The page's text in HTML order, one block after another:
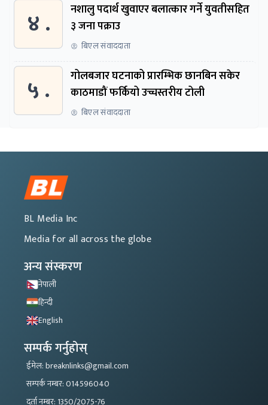
४ .
नशालु पदार्थ खुवाएर बलात्कार गर्ने युवतीसहित
३ जना पक्राउ
बिएल संवाददाता
५ .
गोलबजार घटनाको प्रारम्भिक छानबिन सकेर
काठमाडौं फर्कियो उच्चस्तरीय टोली
बिएल संवाददाता
BL Media Inc
Media for all across the globe
अन्य संस्करण
नेपाली
हिन्दी
English
सम्पर्क गर्नुहोस्
ईमेल: breaknlinks@gmail.com
सम्पर्क नम्बर: 014596040
दर्ता नम्बर: 1350/2075-76